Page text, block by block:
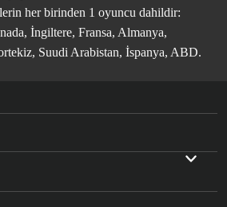
her birinden 1 oyuncu dahildir:
İngiltere, Fransa, Almanya,
Suudi Arabistan, İspanya, ABD.